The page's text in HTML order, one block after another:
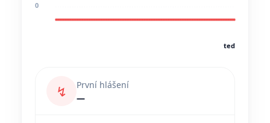
0
teď
↯
První hlášení
—